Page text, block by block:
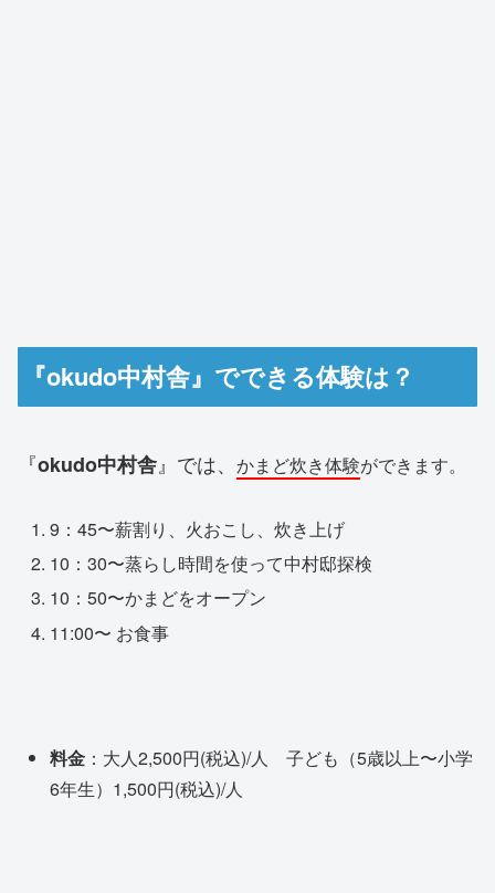
『okudo中村舎』でできる体験は？
『okudo中村舎』では、 かまど炊き体験ができます。
9：45〜薪割り、火おこし、炊き上げ
10：30〜蒸らし時間を使って中村邸探検
10：50〜かまどをオープン
11:00〜 お食事
料金 ：大人2,500円(税込)/人 子ども（5歳以上〜小学
6年生）1,500円(税込)/人